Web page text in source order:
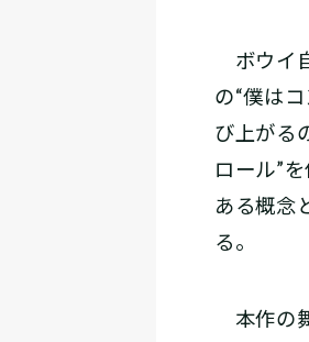
ボウイ
の“僕は
び上がる
ロール”
ある概念
る。
本作の